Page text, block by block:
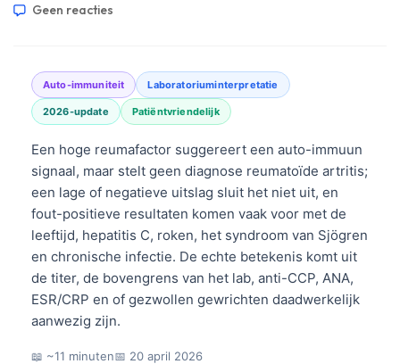
Geen reacties
Auto-immuniteit Laboratoriuminterpretatie
2026-update Patiëntvriendelijk
Een hoge reumafactor suggereert een auto-immuun
signaal, maar stelt geen diagnose reumatoïde artritis;
een lage of negatieve uitslag sluit het niet uit, en
fout-positieve resultaten komen vaak voor met de
leeftijd, hepatitis C, roken, het syndroom van Sjögren
en chronische infectie. De echte betekenis komt uit
de titer, de bovengrens van het lab, anti-CCP, ANA,
ESR/CRP en of gezwollen gewrichten daadwerkelijk
aanwezig zijn.
📖 ~11 minuten📅 20 april 2026